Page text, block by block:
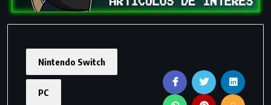
Nintendo Switch
PC